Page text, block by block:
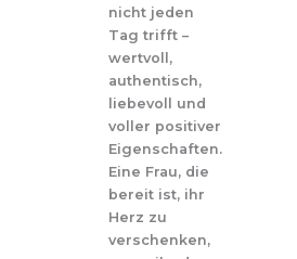
nicht jeden
Tag trifft –
wertvoll,
authentisch,
liebevoll und
voller positiver
Eigenschaften.
Eine Frau, die
bereit ist, ihr
Herz zu
verschenken,